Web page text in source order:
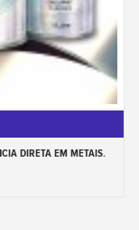
DIRETA EM METAIS.